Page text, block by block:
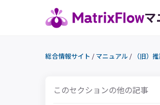
総合情報サイト / マニュアル / （旧）
このセクションの他の記事